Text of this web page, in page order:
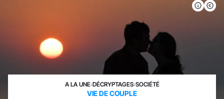
A LA UNE›DÉCRYPTAGES›SOCIÉTÉ
VIE DE COUPLE